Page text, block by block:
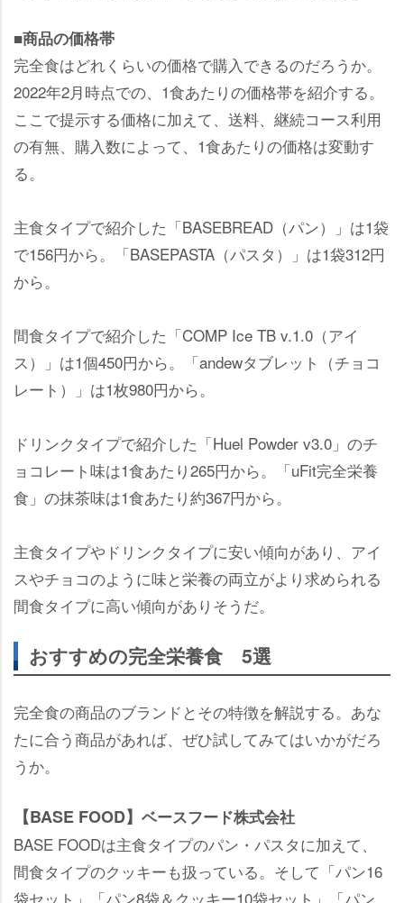
■商品の価格帯
完全食はどれくらいの価格で購入できるのだろうか。
2022年2月時点での、1食あたりの価格帯を紹介する。
ここで提示する価格に加えて、送料、継続コース利用
の有無、購入数によって、1食あたりの価格は変動す
る。
主食タイプで紹介した「BASEBREAD（パン）」は1袋
で156円から。「BASEPASTA（パスタ）」は1袋312円
から。
間食タイプで紹介した「COMP Ice TB v.1.0（アイ
ス）」は1個450円から。「andewタブレット（チョコ
レート）」は1枚980円から。
ドリンクタイプで紹介した「Huel Powder v3.0」のチ
ョコレート味は1食あたり265円から。「uFit完全栄養
食」の抹茶味は1食あたり約367円から。
主食タイプやドリンクタイプに安い傾向があり、アイ
スやチョコのように味と栄養の両立がより求められる
間食タイプに高い傾向がありそうだ。
おすすめの完全栄養食 5選
完全食の商品のブランドとその特徴を解説する。あな
たに合う商品があれば、ぜひ試してみてはいかがだろ
うか。
【BASE FOOD】 ベースフード株式会社
BASE FOODは主食タイプのパン・パスタに加えて、
間食タイプのクッキーも扱っている。そして「パン16
袋セット」「パン8袋＆クッキー10袋セット」「パン